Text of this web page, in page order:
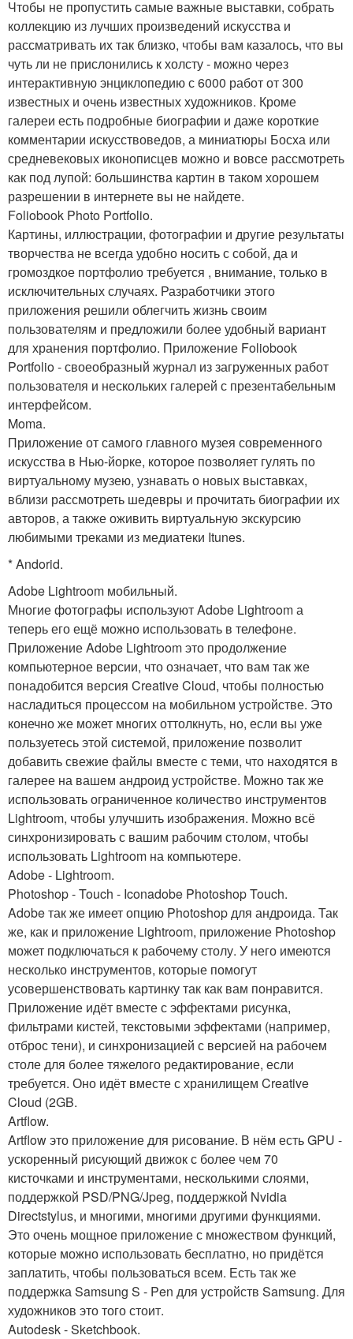
Чтобы не пропустить самые важные выставки, собрать
коллекцию из лучших произведений искусства и
рассматривать их так близко, чтобы вам казалось, что вы
чуть ли не прислонились к холсту - можно через
интерактивную энциклопедию с 6000 работ от 300
известных и очень известных художников. Кроме
галереи есть подробные биографии и даже короткие
комментарии искусствоведов, а миниатюры Босха или
средневековых иконописцев можно и вовсе рассмотреть
как под лупой: большинства картин в таком хорошем
разрешении в интернете вы не найдете.
Foliobook Photo Portfolio.
Картины, иллюстрации, фотографии и другие результаты
творчества не всегда удобно носить с собой, да и
громоздкое портфолио требуется , внимание, только в
исключительных случаях. Разработчики этого
приложения решили облегчить жизнь своим
пользователям и предложили более удобный вариант
для хранения портфолио. Приложение Foliobook
Portfolio - своеобразный журнал из загруженных работ
пользователя и нескольких галерей с презентабельным
интерфейсом.
Moma.
Приложение от самого главного музея современного
искусства в Нью-йорке, которое позволяет гулять по
виртуальному музею, узнавать о новых выставках,
вблизи рассмотреть шедевры и прочитать биографии их
авторов, а также оживить виртуальную экскурсию
любимыми треками из медиатеки Itunes.
* Andorid.
Adobe Lightroom мобильный.
Многие фотографы используют Adobe Lightroom а
теперь его ещё можно использовать в телефоне.
Приложение Adobe Lightroom это продолжение
компьютерное версии, что означает, что вам так же
понадобится версия Creative Cloud, чтобы полностью
насладиться процессом на мобильном устройстве. Это
конечно же может многих оттолкнуть, но, если вы уже
пользуетесь этой системой, приложение позволит
добавить свежие файлы вместе с теми, что находятся в
галерее на вашем андроид устройстве. Можно так же
использовать ограниченное количество инструментов
Lightroom, чтобы улучшить изображения. Можно всё
синхронизировать с вашим рабочим столом, чтобы
использовать Lightroom на компьютере.
Adobe - Lightroom.
Photoshop - Touch - Iconadobe Photoshop Touch.
Adobe так же имеет опцию Photoshop для андроида. Так
же, как и приложение Lightroom, приложение Photoshop
может подключаться к рабочему столу. У него имеются
несколько инструментов, которые помогут
усовершенствовать картинку так как вам понравится.
Приложение идёт вместе с эффектами рисунка,
фильтрами кистей, текстовыми эффектами (например,
отброс тени), и синхронизацией с версией на рабочем
столе для более тяжелого редактирование, если
требуется. Оно идёт вместе с хранилищем Creative
Cloud (2GB.
Artflow.
Artflow это приложение для рисование. В нём есть GPU -
ускоренный рисующий движок с более чем 70
кисточками и инструментами, несколькими слоями,
поддержкой PSD/PNG/Jpeg, поддержкой Nvidia
Directstylus, и многими, многими другими функциями.
Это очень мощное приложение с множеством функций,
которые можно использовать бесплатно, но придётся
заплатить, чтобы пользоваться всем. Есть так же
поддержка Samsung S - Pen для устройств Samsung. Для
художников это того стоит.
Autodesk - Sketchbook.